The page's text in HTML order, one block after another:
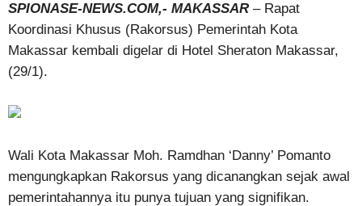
SPIONASE-NEWS.COM,- MAKASSAR – Rapat
Koordinasi Khusus (Rakorsus) Pemerintah Kota
Makassar kembali digelar di Hotel Sheraton Makassar,
(29/1).
Wali Kota Makassar Moh. Ramdhan ‘Danny’ Pomanto
mengungkapkan Rakorsus yang dicanangkan sejak awal
pemerintahannya itu punya tujuan yang signifikan.